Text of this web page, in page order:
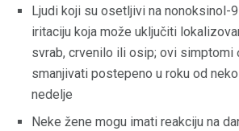
Ljudi koji su osetljivi na nonoksinol-
iritaciju koja može uključiti
svrab, crvenilo ili osip; ovi simptomi
smanjivati ​​postepeno u roku od
nedelje
Neke žene mogu imati reakciju na